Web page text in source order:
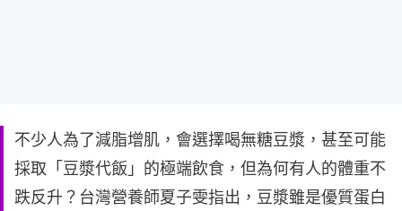
不少人為了減脂增肌，會選擇喝無糖豆漿，甚至可能
採取「豆漿代飯」的極端飲食，但為何有人的體重不
跌反升？台灣營養師夏子雯指出，豆漿雖是優質蛋白